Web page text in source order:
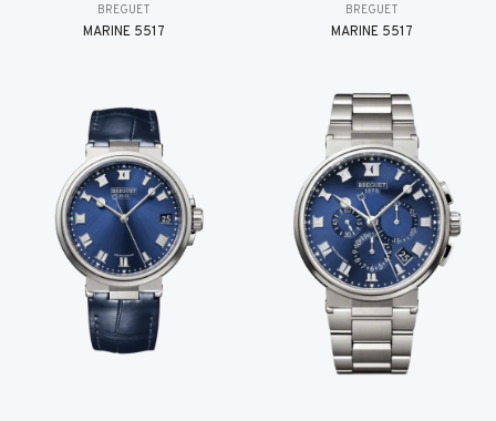
BREGUET
MARINE 5517
BREGUET
MARINE 5517